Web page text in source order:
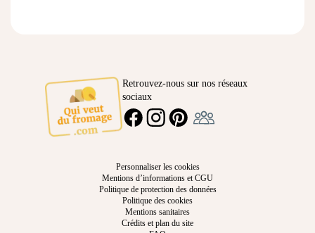
Retrouvez-nous sur nos réseaux
sociaux
FACEBOOKINSTAGRAMPINTEREST
Personnaliser les cookies
Mentions d’informations et CGU
Politique de protection des données
Politique des cookies
Mentions sanitaires
Crédits et plan du site